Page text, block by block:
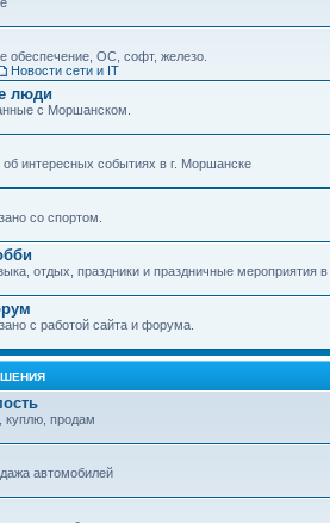
обеспечение, ОС, софт, железо.
Новости сети и IT
люди
с Моршанском.
интересных событиях в г. Моршанске
со спортом.
отдых, праздники и праздничные мероприятия
с работой сайта и форума.
куплю, продам
автомобилей